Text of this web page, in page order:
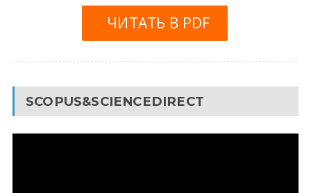
ЧИТАТЬ В PDF
SCOPUS&SCIENCEDIRECT